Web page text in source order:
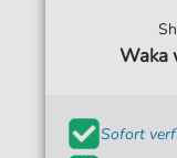
Waka
Sofort